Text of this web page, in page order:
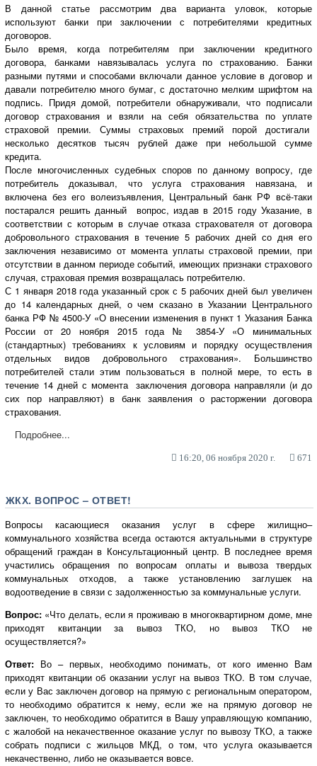
В данной статье рассмотрим два варианта уловок, которые
используют банки при заключении с потребителями кредитных
договоров.
Было время, когда потребителям при заключении кредитного
договора, банками навязывалась услуга по страхованию. Банки
разными путями и способами включали данное условие в договор и
давали потребителю много бумаг, с достаточно мелким шрифтом на
подпись. Придя домой, потребители обнаруживали, что подписали
договор страхования и взяли на себя обязательства по уплате
страховой премии. Суммы страховых премий порой достигали
несколько десятков тысяч рублей даже при небольшой сумме
кредита.
После многочисленных судебных споров по данному вопросу, где
потребитель доказывал, что услуга страхования навязана, и
включена без его волеизъявления, Центральный банк РФ всё-таки
постарался решить данный вопрос, издав в 2015 году Указание, в
соответствии с которым в случае отказа страхователя от договора
добровольного страхования в течение 5 рабочих дней со дня его
заключения независимо от момента уплаты страховой премии, при
отсутствии в данном периоде событий, имеющих признаки страхового
случая, страховая премия возвращалась потребителю.
С 1 января 2018 года указанный срок с 5 рабочих дней был увеличен
до 14 календарных дней, о чем сказано в Указании Центрального
банка РФ № 4500-У «О внесении изменения в пункт 1 Указания Банка
России от 20 ноября 2015 года № 3854-У «О минимальных
(стандартных) требованиях к условиям и порядку осуществления
отдельных видов добровольного страхования». Большинство
потребителей стали этим пользоваться в полной мере, то есть в
течение 14 дней с момента заключения договора направляли (и до
сих пор направляют) в банк заявления о расторжении договора
страхования.
Подробнее...
16:20, 06 ноября 2020 г. 671
ЖКХ. ВОПРОС – ОТВЕТ!
Вопросы касающиеся оказания услуг в сфере жилищно–
коммунального хозяйства всегда остаются актуальными в структуре
обращений граждан в Консультационный центр. В последнее время
участились обращения по вопросам оплаты и вывоза твердых
коммунальных отходов, а также установлению заглушек на
водоотведение в связи с задолженностью за коммунальные услуги.
Вопрос: «Что делать, если я проживаю в многоквартирном доме, мне
приходят квитанции за вывоз ТКО, но вывоз ТКО не
осуществляется?»
Ответ: Во – первых, необходимо понимать, от кого именно Вам
приходят квитанции об оказании услуг на вывоз ТКО. В том случае,
если у Вас заключен договор на прямую с региональным оператором,
то необходимо обратится к нему, если же на прямую договор не
заключен, то необходимо обратится в Вашу управляющую компанию,
с жалобой на некачественное оказание услуг по вывозу ТКО, а также
собрать подписи с жильцов МКД, о том, что услуга оказывается
некачественно, либо не оказывается вовсе.